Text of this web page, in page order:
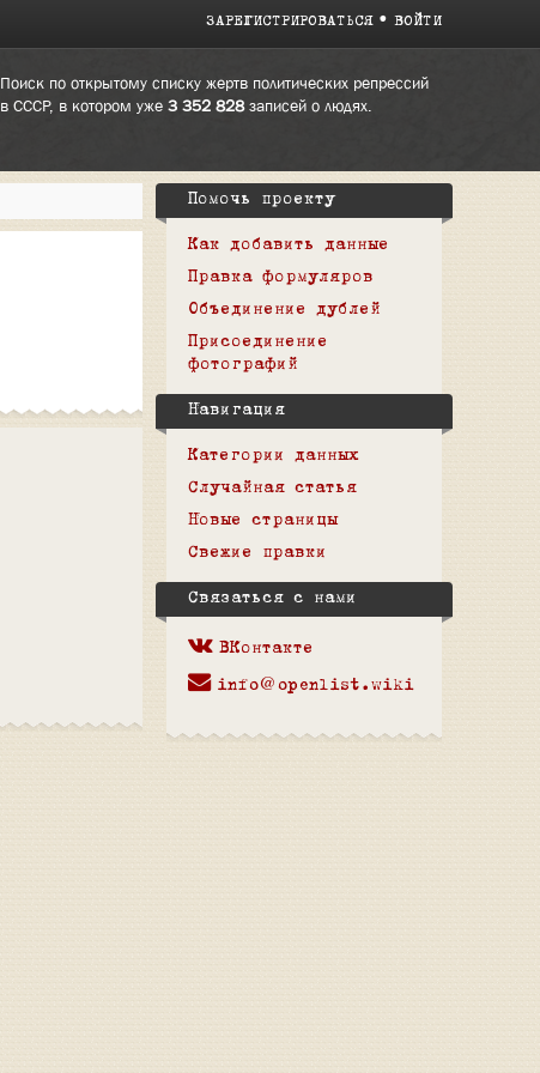
ЗАРЕГИСТРИРОВАТЬСЯ ВОЙТИ
Поиск по открытому списку жертв политических репрессий
в СССР, в котором уже 3 352 828записей о людях.
Помочь проекту
Как добавить данные
Правка формуляров
Объединение дублей
Присоединение
фотографий
Навигация
Категории данных
Случайная статья
Новые страницы
Свежие правки
Связаться с нами
ВКонтакте
info@openlist.wiki